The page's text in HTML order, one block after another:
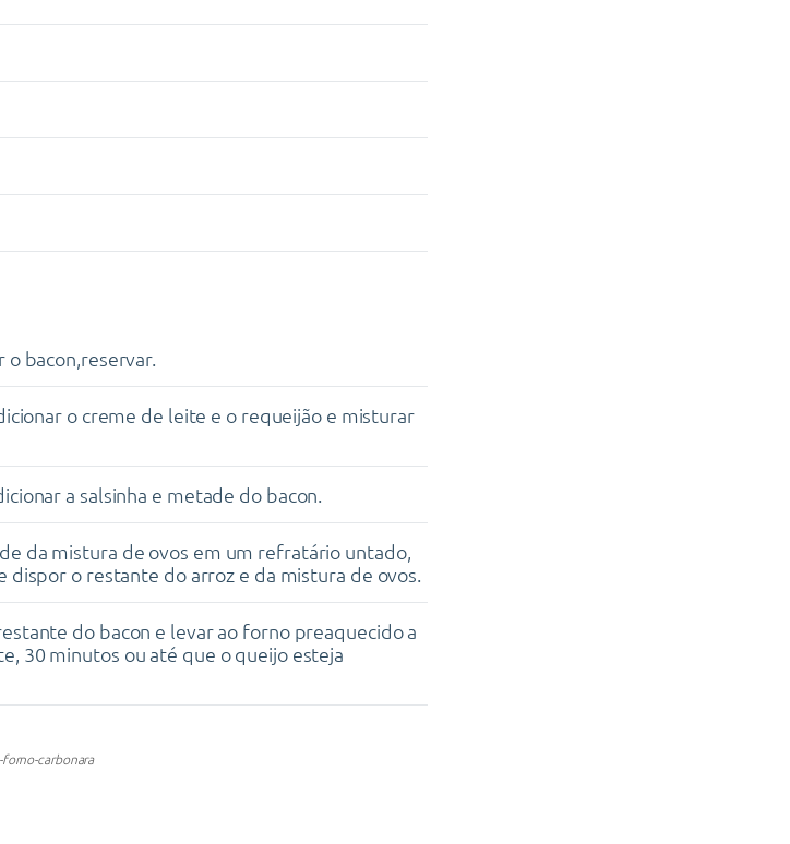
bacon,reservar.
o creme de leite e o requeijão e misturar
a salsinha e metade do bacon.
da mistura de ovos em um refratário untado,
dispor o restante do arroz e da mistura de ovos.
do bacon e levar ao forno preaquecido a
30 minutos ou até que o queijo esteja
carbonara